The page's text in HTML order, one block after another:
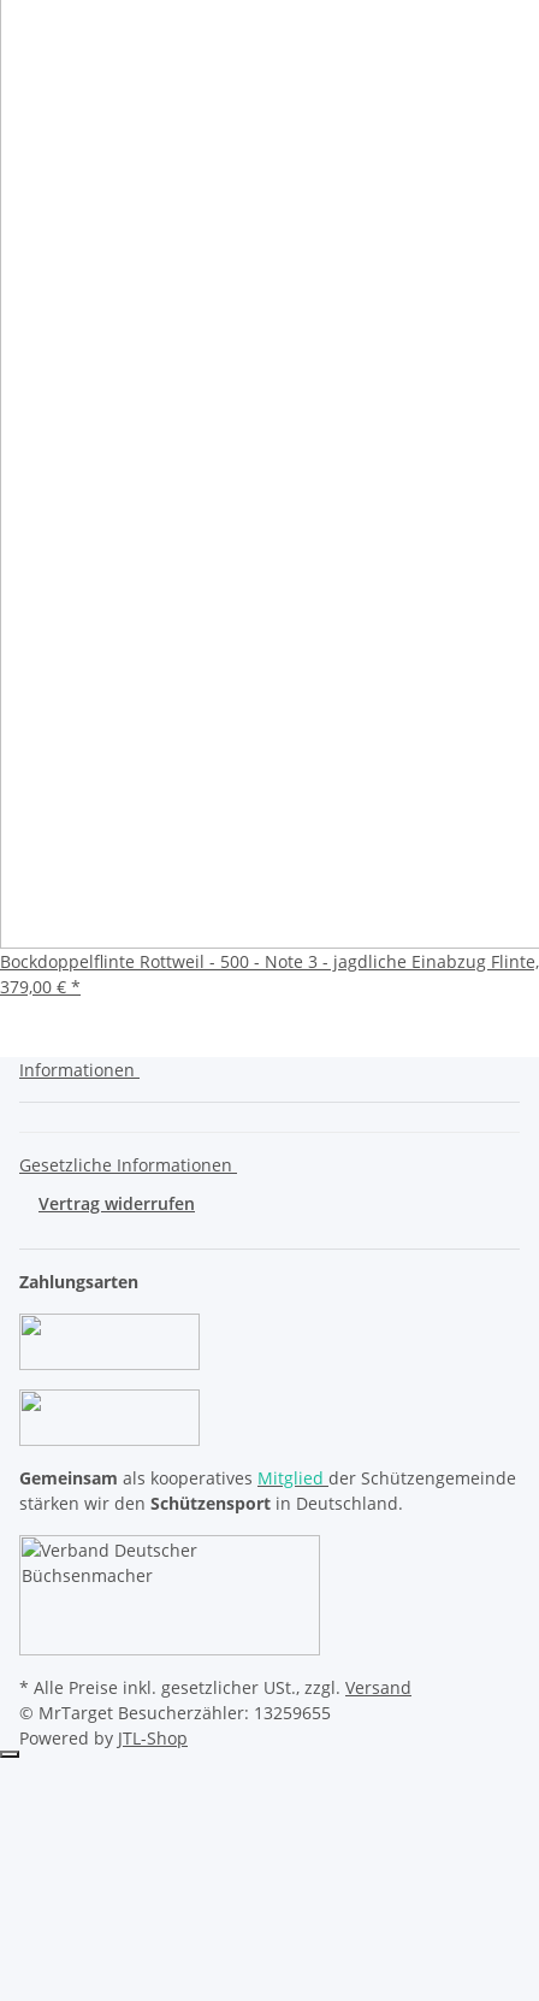
Bockdoppelflinte Rottweil - 500 - Note 3 - jagdliche Einabzug
379,00 € *
Informationen
Gesetzliche Informationen
Vertrag widerrufen
Zahlungsarten
Gemeinsam als kooperatives Mitglied der Schützengemeinde
stärken wir den Schützensport in Deutschland.
* Alle Preise inkl. gesetzlicher USt., zzgl. Versand
© MrTarget Besucherzähler: 13259655
Powered by JTL-Shop